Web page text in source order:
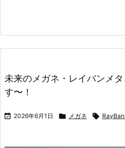
未来のメガネ・レイバンメ
す〜！
 2026年6月1日  メガネ 